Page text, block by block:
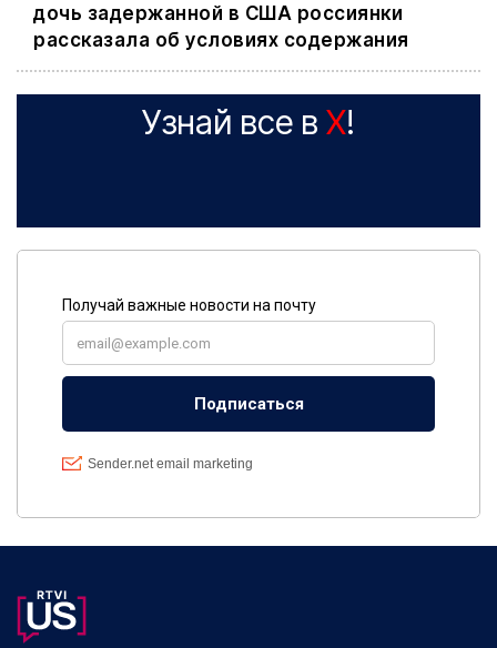
дочь задержанной в США россиянки
рассказала об условиях содержания
Узнай все в X!